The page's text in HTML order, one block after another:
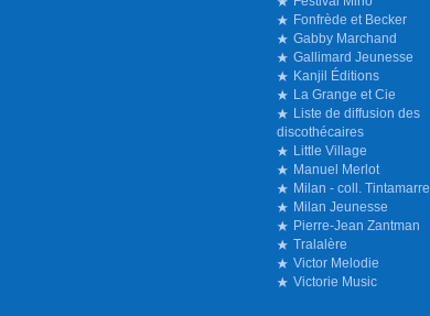
Fonfrède et Becker
Gabby Marchand
Gallimard Jeunesse
Kanjil Éditions
La Grange et Cie
Liste de diffusion des
discothécaires
Little Village
Manuel Merlot
Milan - coll. Tintamarre
Milan Jeunesse
Pierre-Jean Zantman
Tralalère
Victor Melodie
Victorie Music